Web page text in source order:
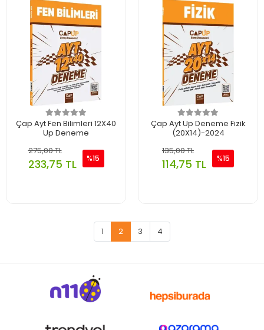
Çap Ayt Fen Bilimleri 12X40
Up Deneme
275,00 TL
233,75 TL %15
Çap Ayt Up Deneme Fizik
(20X14)-2024
135,00 TL
114,75 TL %15
1 2 3 4